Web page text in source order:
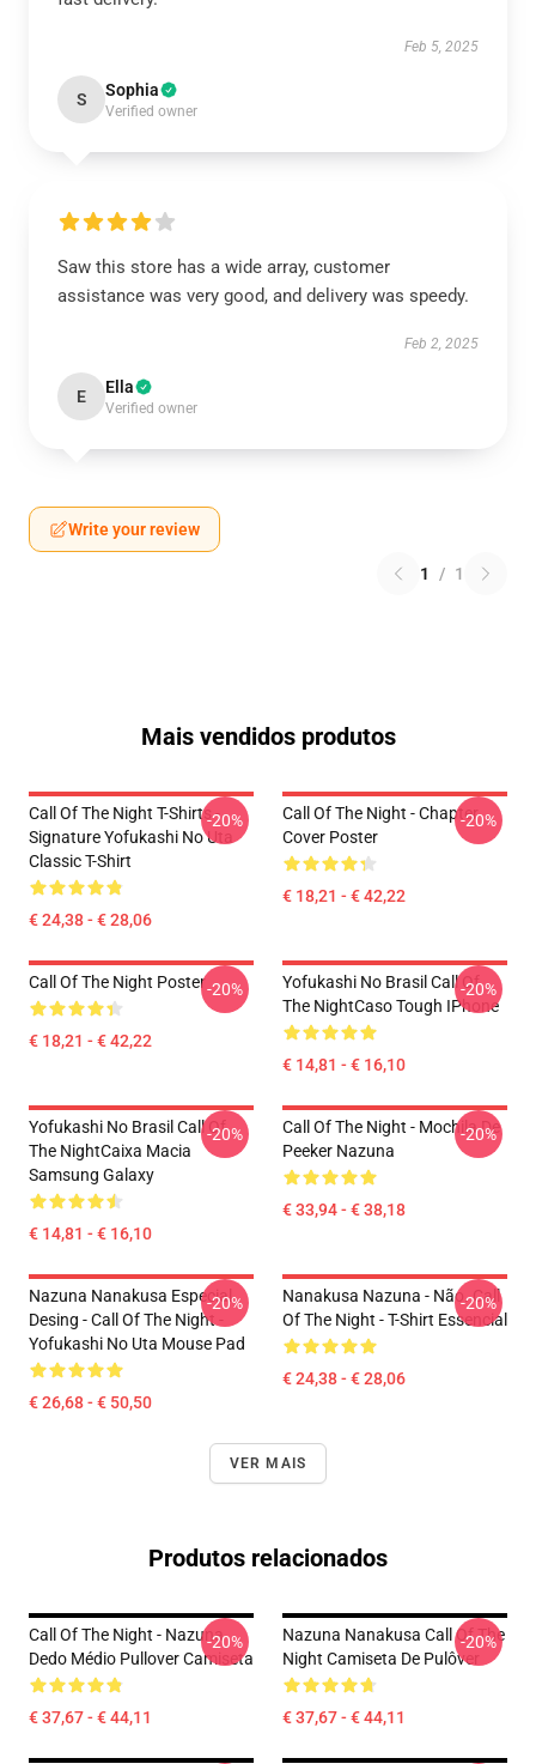
Feb 5, 2025
S Sophia
Verified owner
Saw this store has a wide array, customer
assistance was very good, and delivery was speedy.
Feb 2, 2025
E Ella
Verified owner
Write your review
1 / 1
Mais vendidos produtos
Call Of The Night T-Shirts -
Signature Yofukashi No Uta
Classic T-Shirt
€ 24,38 - € 28,06
-20%
Call Of The Night - Chapter
Cover Poster
€ 18,21 - € 42,22
-20%
Call Of The Night Poster
€ 18,21 - € 42,22
-20%
Yofukashi No Brasil Call Of
The NightCaso Tough IPhone
€ 14,81 - € 16,10
-20%
Yofukashi No Brasil Call Of
The NightCaixa Macia
Samsung Galaxy
€ 14,81 - € 16,10
-20%
Call Of The Night - Mochila De
Peeker Nazuna
€ 33,94 - € 38,18
-20%
Nazuna Nanakusa Especial
Desing - Call Of The Night -
Yofukashi No Uta Mouse Pad
€ 26,68 - € 50,50
-20%
Nanakusa Nazuna - Não. Call
Of The Night - T-Shirt Essencial
€ 24,38 - € 28,06
-20%
VER MAIS
Produtos relacionados
Call Of The Night - Nazuna
Dedo Médio Pullover Camiseta
€ 37,67 - € 44,11
-20%
Nazuna Nanakusa Call Of The
Night Camiseta De Pulôver
€ 37,67 - € 44,11
-20%